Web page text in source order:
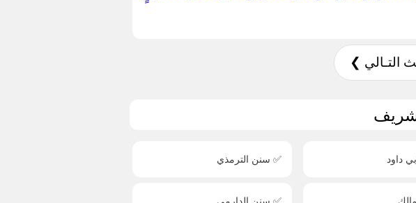
التـالي ❯
داود ✅ سنن الترمذي